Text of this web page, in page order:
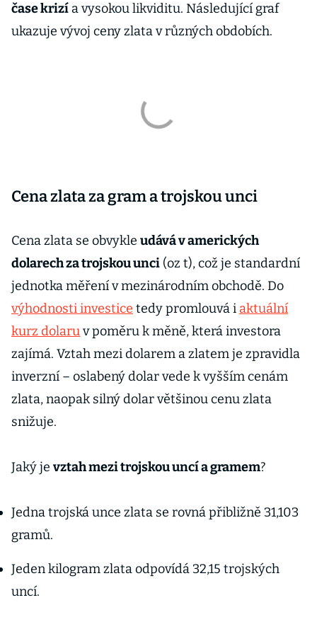
čase krizí a vysokou likviditu. Následující graf
ukazuje vývoj ceny zlata v různých obdobích.
Cena zlata za gram a trojskou unci
Cena zlata se obvykle udává v amerických
dolarech za trojskou unci (oz t), což je standardní
jednotka měření v mezinárodním obchodě. Do
výhodnosti investice tedy promlouvá i aktuální
kurz dolaruv poměru k měně, která investora
zajímá. Vztah mezi dolarem a zlatem je zpravidla
inverzní – oslabený dolar vede k vyšším cenám
zlata, naopak silný dolar většinou cenu zlata
snižuje.
Jaký je vztah mezi trojskou uncí a gramem?
Jedna trojská unce zlata se rovná přibližně 31,103
gramů.
Jeden kilogram zlata odpovídá 32,15 trojských
uncí.